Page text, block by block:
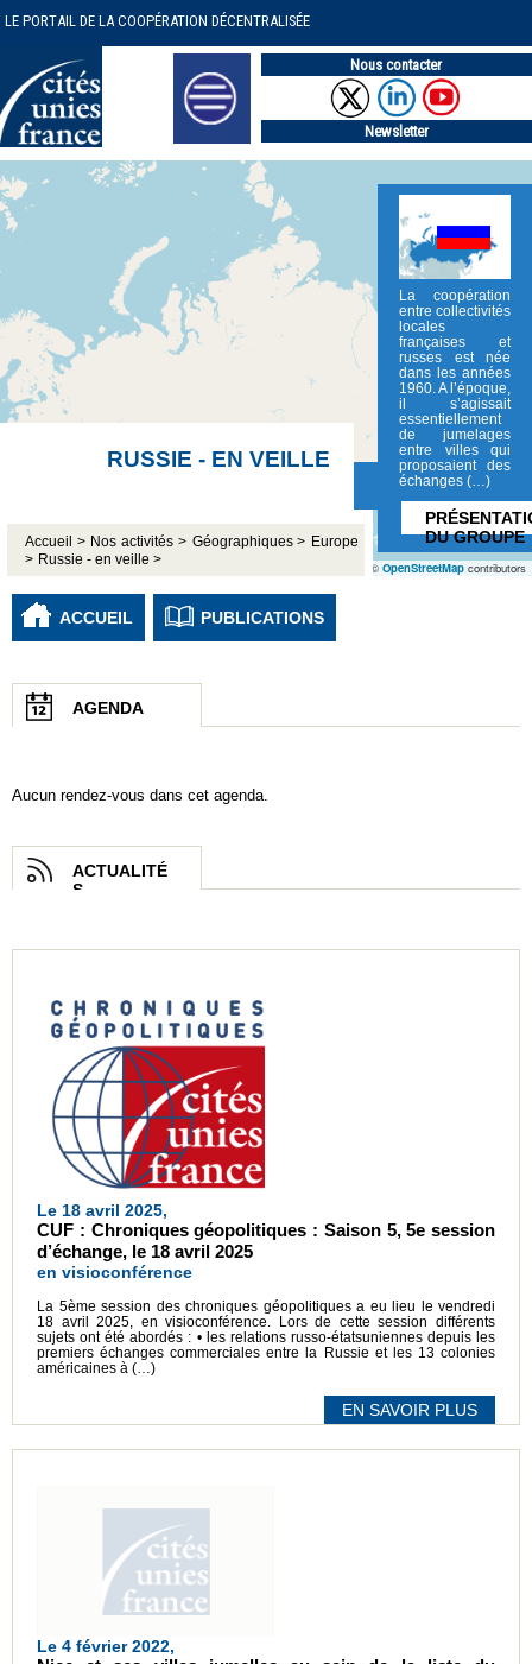
LE PORTAIL DE LA COOPÉRATION DÉCENTRALISÉE
Nous contacter
Newsletter
RUSSIE - EN VEILLE
Accueil > Nos activités > Géographiques > Europe
> Russie - en veille >
La coopération
entre collectivités
locales
françaises et
russes est née
dans les années
1960. A l’époque,
il s’agissait
essentiellement
de jumelages
entre villes qui
proposaient des
échanges (…)
DU GROUPE
© OpenStreetMap contributors
ACCUEIL PUBLICATIONS
AGENDA
Aucun rendez-vous dans cet agenda.
ACTUALITÉ
S
Le 18 avril 2025,
CUF : Chroniques géopolitiques : Saison 5, 5e session
d’échange, le 18 avril 2025
en visioconférence
La 5ème session des chroniques géopolitiques a eu lieu le vendredi
18 avril 2025, en visioconférence. Lors de cette session différents
sujets ont été abordés : • les relations russo-étatsuniennes depuis les
premiers échanges commerciales entre la Russie et les 13 colonies
américaines à (…)
EN SAVOIR PLUS
Le 4 février 2022,